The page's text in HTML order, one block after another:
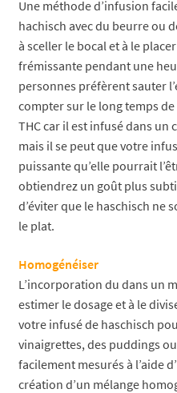
Une méthode d’infusion
hachisch avec du beurre ou
à sceller le bocal et à le
frémissante pendant une
personnes préfèrent sauter
compter sur le long temps
THC car il est infusé dans un
mais il se peut que votre
puissante qu’elle pourrait
obtiendrez un goût plus
d’éviter que le haschisch ne
le plat.
Homogénéiser
L’incorporation du dans un
estimer le dosage et à le
votre infusé de haschisch
vinaigrettes, des puddings
facilement mesurés à l’aide
création d’un mélange